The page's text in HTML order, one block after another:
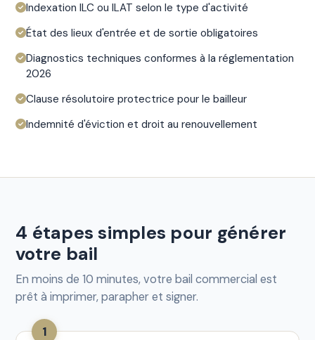
Indexation ILC ou ILAT selon le type d'activité
État des lieux d'entrée et de sortie obligatoires
Diagnostics techniques conformes à la réglementation
2026
Clause résolutoire protectrice pour le bailleur
Indemnité d'éviction et droit au renouvellement
4 étapes simples pour générer
votre bail
En moins de 10 minutes, votre bail commercial est
prêt à imprimer, parapher et signer.
1